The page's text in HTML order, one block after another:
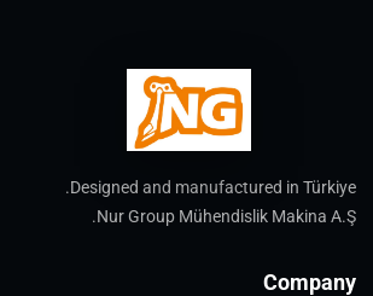
Designed and manufactured in Türkiye.
Nur Group Mühendislik Makina A.Ş.
Company